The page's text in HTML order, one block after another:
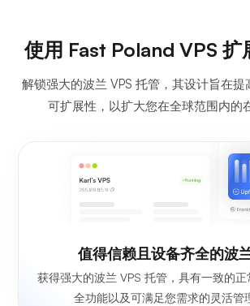
使用 Fast Poland VPS 扩
解锁强大的波兰 VPS 托管，其设计旨在
可扩展性，以扩大您在全球范围内的
值得信赖且设备齐全的波
获得强大的波兰 VPS 托管，具有一致的
全功能以及可满足您需求的灵活管